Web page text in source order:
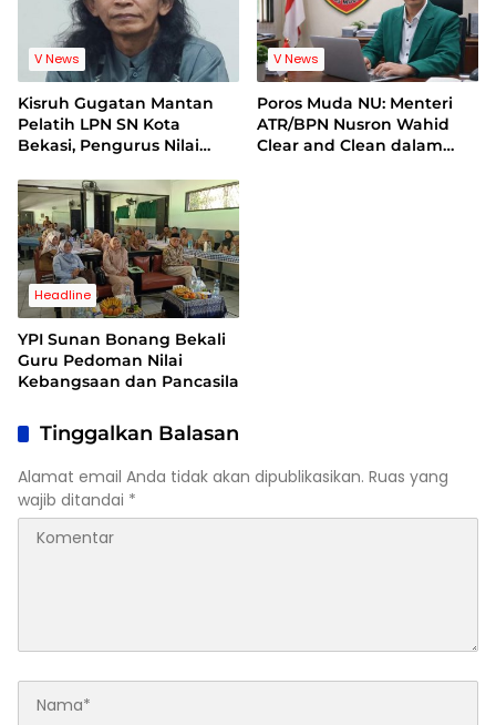
V News
Kisruh Gugatan Mantan
Pelatih LPN SN Kota
Bekasi, Pengurus Nilai
Berdasar
V News
Poros Muda NU: Menteri
ATR/BPN Nusron Wahid
Clear and Clean dalam
Headline
YPI Sunan Bonang Bekali
Guru Pedoman Nilai
Kebangsaan dan Pancasila
Tinggalkan Balasan
Alamat email Anda tidak akan dipublikasikan. Ruas yang
wajib ditandai *